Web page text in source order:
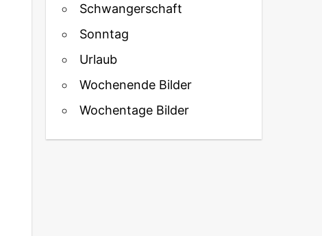
Schwangerschaft
Sonntag
Urlaub
Wochenende Bilder
Wochentage Bilder